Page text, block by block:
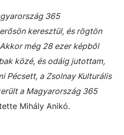
365
keresztül, és rögtön
még 28 ezer képből
közé, és odáig jutottam,
Pécsett, a Zsolnay Kulturális
a Magyarország 365
Mihály Anikó.